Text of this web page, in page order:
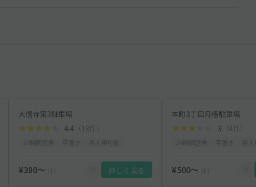
大信寺第3駐車場
4.4 （18件）
¥380〜 /日 詳しく見る
本町3丁目月極駐車場
3 （4件）
¥500〜 /日